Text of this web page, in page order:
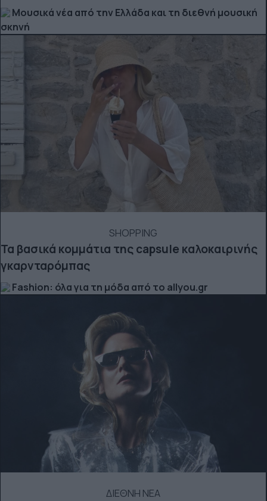
Μουσικά νέα από την Ελλάδα και τη διεθνή μουσική
σκηνή
SHOPPING
Τα βασικά κομμάτια της capsule καλοκαιρινής
γκαρνταρόμπας
Fashion: όλα για τη μόδα από το allyou.gr
ΔΙΕΘΝΗ ΝΕΑ